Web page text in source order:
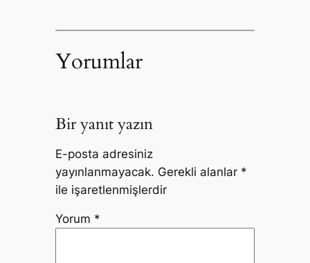
Yorumlar
Bir yanıt yazın
E-posta adresiniz
yayınlanmayacak. Gerekli alanlar *
ile işaretlenmişlerdir
Yorum *